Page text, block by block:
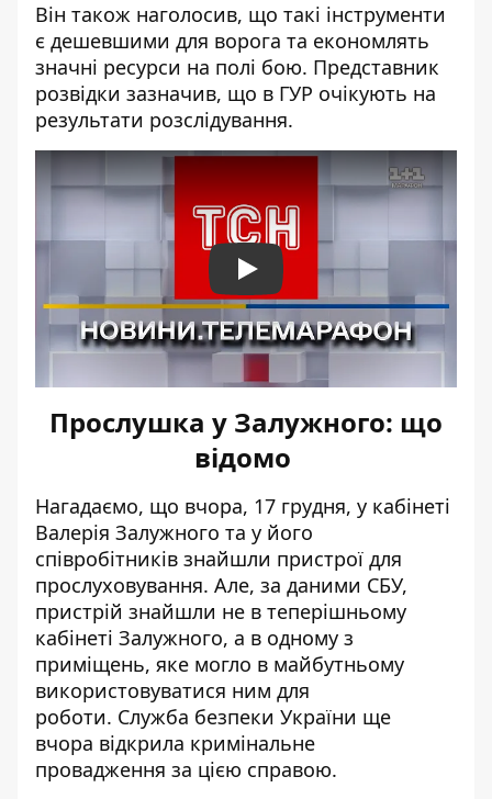
Він також наголосив, що такі інструменти
є дешевшими для ворога та економлять
значні ресурси на полі бою. Представник
розвідки зазначив, що в ГУР очікують на
результати розслідування.
Play
Прослушка у Залужного: що
відомо
Нагадаємо, що вчора, 17 грудня, у кабінеті
Валерія Залужного та у його
співробітників знайшли пристрої для
прослуховування. Але, за даними СБУ,
пристрій знайшли не в теперішньому
кабінеті Залужного, а в одному з
приміщень, яке могло в майбутньому
використовуватися ним для
роботи. Служба безпеки України ще
вчора відкрила кримінальне
провадження за цією справою.